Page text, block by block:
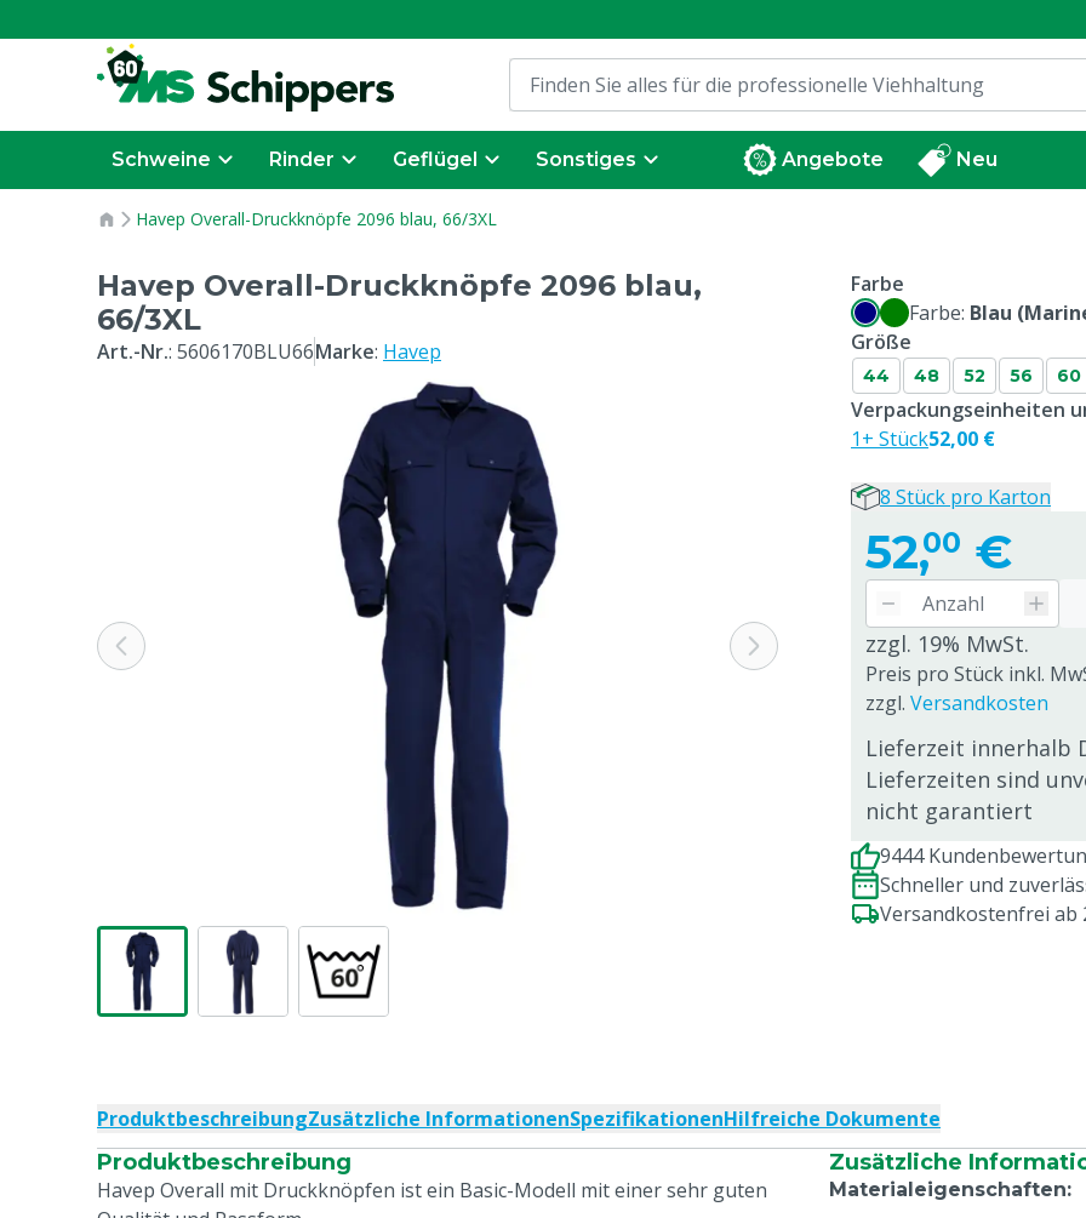
Schweine Rinder Geflügel Sonstiges Angebote Neu
Havep Overall-Druckknöpfe 2096 blau, 66/3XL
Havep Overall-Druckknöpfe 2096 blau,
66/3XL
Art.-Nr.: 5606170BLU66Marke: Havep
Farbe
Farbe: Blau
Größe
44 48 52 56 60
52,00 €
zzgl. 19% MwSt.
Preis pro Stück inkl.
zzgl. Versandkosten
Lieferzeit innerhalb
Lieferzeiten sind
nicht garantiert
Verpackungseinheiten
1+ Stück52,00 €
8 Stück pro Karton
9444
Schneller und
Versandkostenfrei ab
ProduktbeschreibungZusätzliche InformationenSpezifikationenHilfreiche Dokumente
Produktbeschreibung
Havep Overall mit Druckknöpfen ist ein Basic-Modell mit einer sehr guten
Zusätzliche
Materialeigenschaften: